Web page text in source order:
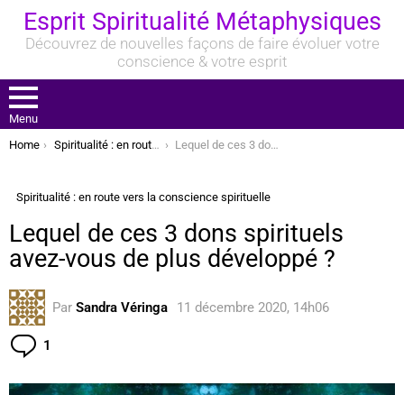
Esprit Spiritualité Métaphysiques
Découvrez de nouvelles façons de faire évoluer votre
conscience & votre esprit
Menu
You are here:
Home Spiritualité : en route vers la conscience spirituelle Lequel de ces 3 dons spirituels avez-vous de plus développé ?
Spiritualité : en route vers la conscience spirituelle
Lequel de ces 3 dons spirituels
avez-vous de plus développé ?
Par Sandra Véringa 11 décembre 2020, 14h06
1